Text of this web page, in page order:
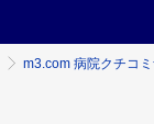
m3.com 病院クチコ